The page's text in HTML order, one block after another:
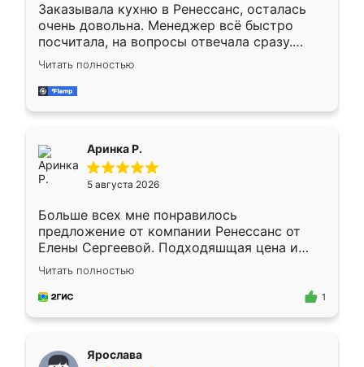
Заказывала кухню в Ренессанс, осталась
очень довольна. Менеджер всё быстро
посчитала, на вопросы отвечала сразу.
Замерщик приехал в субботу, подошёл к
делу со всей ответственностью. Собрали
за день, ребята работали аккуратно, даже
Читать полностью
Аринка Р.
5 августа 2026
Больше всех мне понравилось
предложение от компании Ренессанс от
Елены Сергеевой. Подходяшщая цена и
короткие сроки изготовления. Приехавший
для замера сотрудник Владислав
предложил по моему эскизу самый
Читать полностью
1
Ярослава